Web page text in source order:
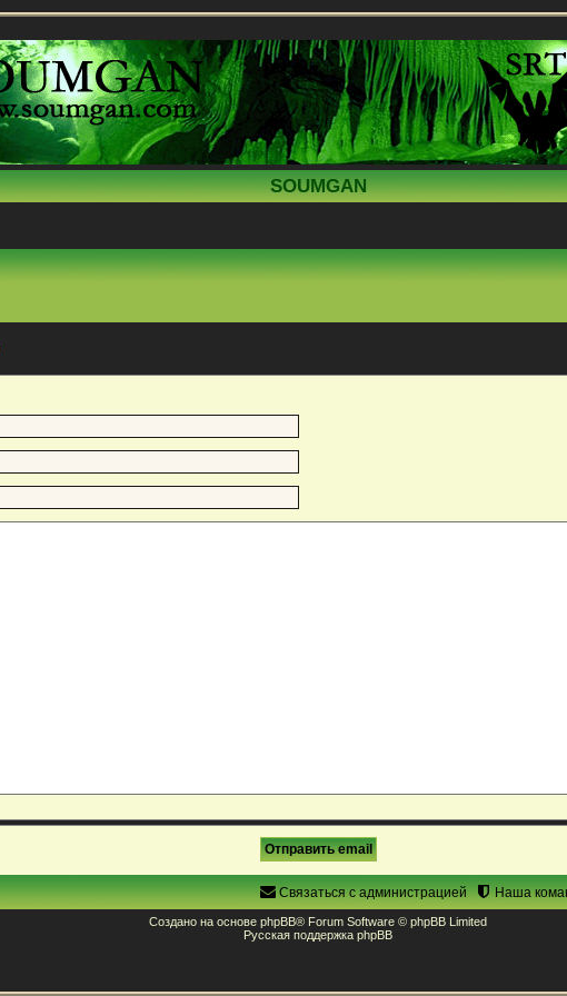
SOUMGAN
Наша
Связаться с администрацией
Создано на основе phpBB® Forum Software © phpBB Limited
Русская поддержка phpBB